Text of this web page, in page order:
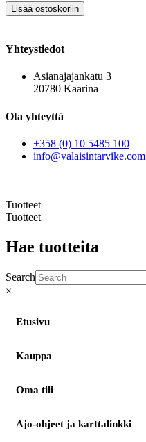
Lisää ostoskoriin
Yhteystiedot
Asianajajankatu 3
20780 Kaarina
Ota yhteyttä
+358 (0) 10 5485 100
info@valaisintarvike.com
Tuotteet
Tuotteet
Hae tuotteita
Search
×
Etusivu
Kauppa
Oma tili
Ajo-ohjeet ja karttalinkki